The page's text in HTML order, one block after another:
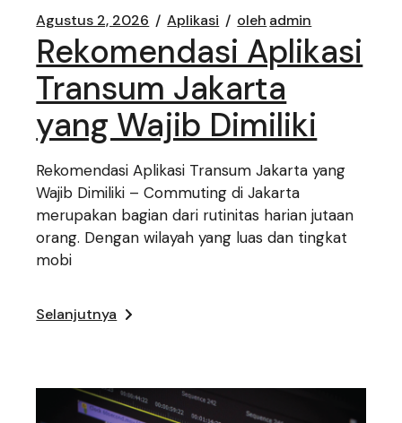
Agustus 2, 2026 Aplikasi oleh admin
Rekomendasi Aplikasi
Transum Jakarta
yang Wajib Dimiliki
Rekomendasi Aplikasi Transum Jakarta yang
Wajib Dimiliki – Commuting di Jakarta
merupakan bagian dari rutinitas harian jutaan
orang. Dengan wilayah yang luas dan tingkat
mobi
Selanjutnya